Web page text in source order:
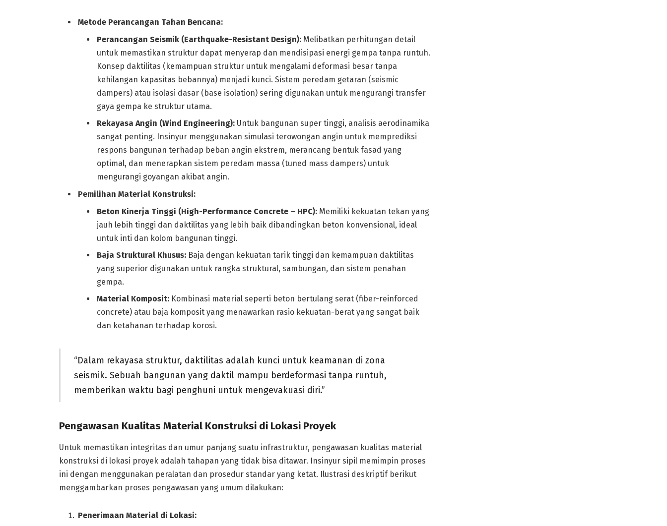
Metode Perancangan Tahan Bencana:
Perancangan Seismik (Earthquake-Resistant Design):Melibatkan perhitungan detail
untuk memastikan struktur dapat menyerap dan mendisipasi energi gempa tanpa runtuh.
Konsep daktilitas (kemampuan struktur untuk mengalami deformasi besar tanpa
kehilangan kapasitas bebannya) menjadi kunci. Sistem peredam getaran (seismic
dampers) atau isolasi dasar (base isolation) sering digunakan untuk mengurangi transfer
gaya gempa ke struktur utama.
Rekayasa Angin (Wind Engineering):Untuk bangunan super tinggi, analisis aerodinamika
sangat penting. Insinyur menggunakan simulasi terowongan angin untuk memprediksi
respons bangunan terhadap beban angin ekstrem, merancang bentuk fasad yang
optimal, dan menerapkan sistem peredam massa (tuned mass dampers) untuk
mengurangi goyangan akibat angin.
Pemilihan Material Konstruksi:
Beton Kinerja Tinggi (High-Performance Concrete – HPC):Memiliki kekuatan tekan yang
jauh lebih tinggi dan daktilitas yang lebih baik dibandingkan beton konvensional, ideal
untuk inti dan kolom bangunan tinggi.
Baja Struktural Khusus:Baja dengan kekuatan tarik tinggi dan kemampuan daktilitas
yang superior digunakan untuk rangka struktural, sambungan, dan sistem penahan
gempa.
Material Komposit:Kombinasi material seperti beton bertulang serat (fiber-reinforced
concrete) atau baja komposit yang menawarkan rasio kekuatan-berat yang sangat baik
dan ketahanan terhadap korosi.
“Dalam rekayasa struktur, daktilitas adalah kunci untuk keamanan di zona
seismik. Sebuah bangunan yang daktil mampu berdeformasi tanpa runtuh,
memberikan waktu bagi penghuni untuk mengevakuasi diri.”
Pengawasan Kualitas Material Konstruksi di Lokasi Proyek
Untuk memastikan integritas dan umur panjang suatu infrastruktur, pengawasan kualitas material
konstruksi di lokasi proyek adalah tahapan yang tidak bisa ditawar. Insinyur sipil memimpin proses
ini dengan menggunakan peralatan dan prosedur standar yang ketat. Ilustrasi deskriptif berikut
menggambarkan proses pengawasan yang umum dilakukan:
Penerimaan Material di Lokasi: